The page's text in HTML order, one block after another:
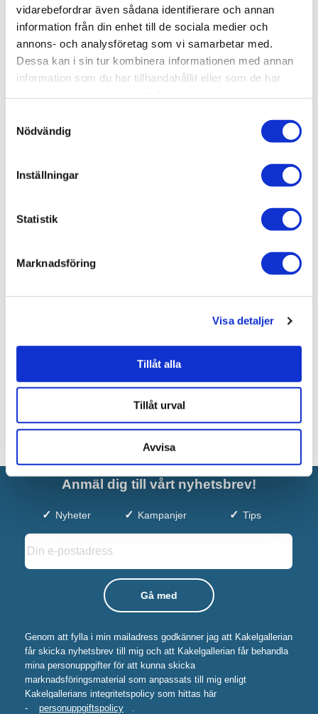
vidarebefordrar även sådana identifierare och annan
information från din enhet till de sociala medier och
annons- och analysföretag som vi samarbetar med.
Dessa kan i sin tur kombinera informationen med annan
information som du har tillhandahållit eller som de har
Nödvändig
Inställningar
Statistik
Marknadsföring
Visa detaljer
Tillåt alla
Tillåt urval
Avvisa
SKU / artikelnummer: 6803-LK
Relaterade kategorier
Golv & vägg /
Golv & vägg
Liknande produkter
663 kr
Anmäl dig till vårt nyhetsbrev!
Nyheter Kampanjer Tips
Genom att fylla i min mailadress godkänner jag att Kakelgallerian
får skicka nyhetsbrev till mig och att Kakelgallerian får behandla
mina personuppgifter för att kunna skicka
marknadsföringsmaterial som anpassats till mig enligt
Kakelgallerians integritetspolicy som hittas här
-
personuppgiftspolicy .